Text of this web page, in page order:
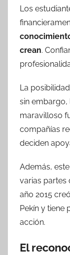
Los
crean.
La
sin embargo,
maravilloso
compañías
deciden
Además,
varias partes
año 2015
Pekín y tiene
acción.
El